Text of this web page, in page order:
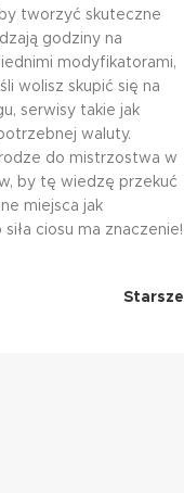
tworzyć skuteczne
godziny na
modyfikatorami,
wolisz skupić się na
serwisy takie jak
waluty.
do mistrzostwa w
by tę wiedzę przekuć
miejsca jak
ciosu ma znaczenie!
Starsze